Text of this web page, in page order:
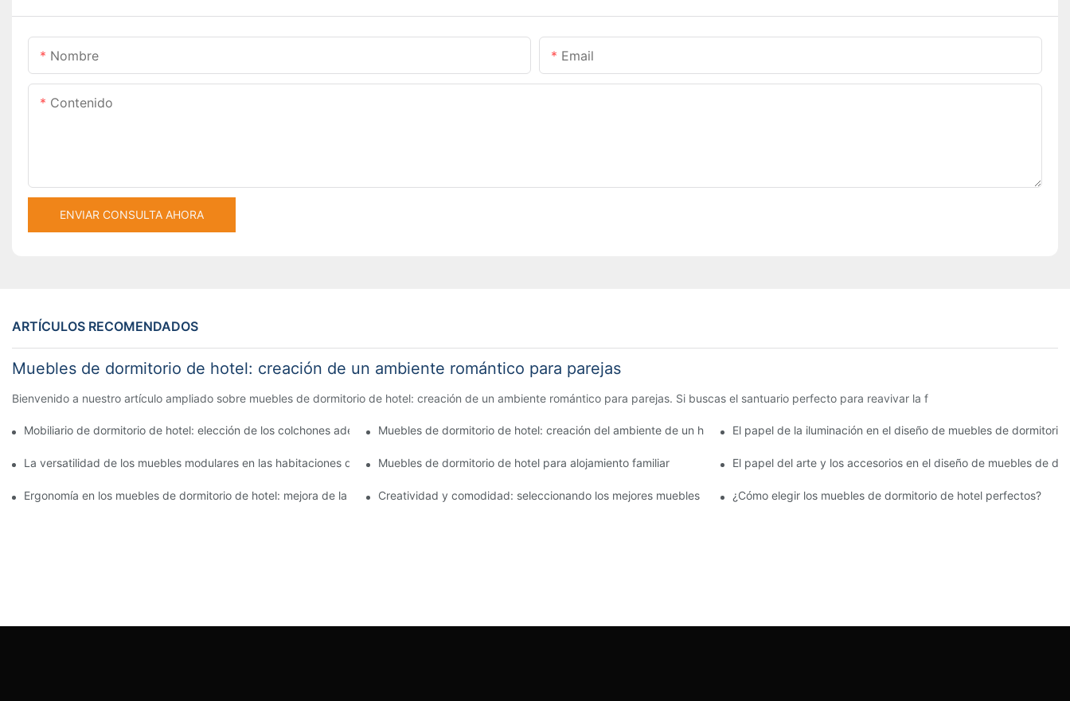
Nombre Email
Contenido
ENVIAR CONSULTA AHORA
ARTÍCULOS RECOMENDADOS
Muebles de dormitorio de hotel: creación de un ambiente romántico para parejas
Bienvenido a nuestro artículo ampliado sobre muebles de dormitorio de hotel: creación de un ambiente romántico para parejas. Si buscas el santuario perfecto para reavivar la f
Mobiliario de dormitorio de hotel: elección de los colchones adecuados para la comodidad de los huéspedes
Muebles de dormitorio de hotel: creación del ambiente de un hotel boutiqueEl papel de la iluminación en el diseño de muebles de dormitorio
La versatilidad de los muebles modulares en las habitaciones de hotelMuebles de dormitorio de hotel para alojamiento familiar El papel del arte y los accesorios en el diseño de muebles de
Ergonomía en los muebles de dormitorio de hotel: mejora de la comodidad de los huéspedesCreatividad y comodidad: seleccionando los mejores muebles para habitaciones de hotel¿Cómo elegir los muebles de dormitorio de hotel perfectos?